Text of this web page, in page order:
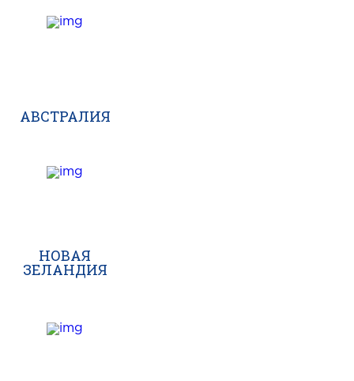
АВСТРАЛИЯ
НОВАЯ
ЗЕЛАНДИЯ